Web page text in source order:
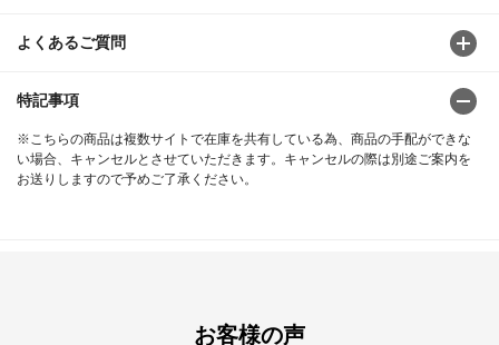
よくあるご質問
特記事項
※こちらの商品は複数サイトで在庫を共有している為、商品の手配ができな
い場合、キャンセルとさせていただきます。キャンセルの際は別途ご案内を
お送りしますので予めご了承ください。
お客様の声